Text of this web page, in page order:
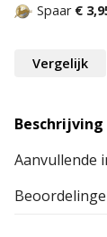
Spaar €
Vergelijk
Beschrijving
Aanvullende